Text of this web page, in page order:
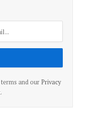
and our Privacy